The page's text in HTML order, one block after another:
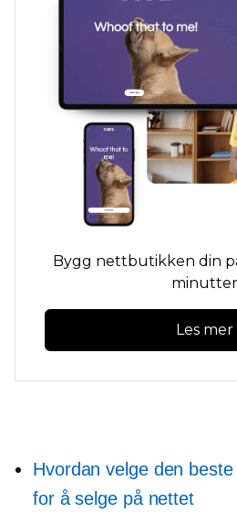
Bygg nettbutikken din
minutter
Les mer
Hvordan velge den
for å selge på nettet